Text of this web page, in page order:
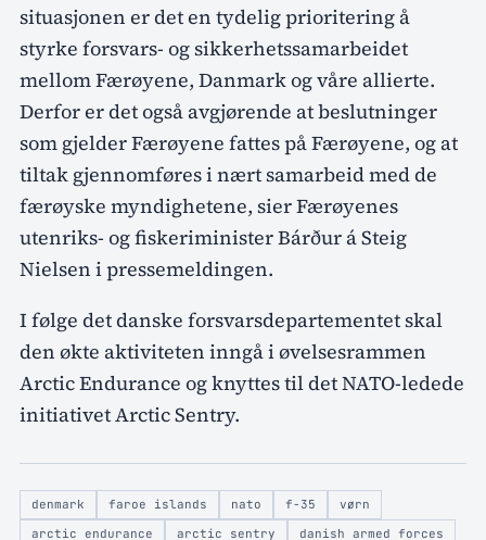
situasjonen er det en tydelig prioritering å
styrke forsvars- og sikkerhetssamarbeidet
mellom Færøyene, Danmark og våre allierte.
Derfor er det også avgjørende at beslutninger
som gjelder Færøyene fattes på Færøyene, og at
tiltak gjennomføres i nært samarbeid med de
færøyske myndighetene, sier Færøyenes
utenriks- og fiskeriminister Bárður á Steig
Nielsen i pressemeldingen.
I følge det danske forsvarsdepartementet skal
den økte aktiviteten inngå i øvelsesrammen
Arctic Endurance og knyttes til det NATO-ledede
initiativet Arctic Sentry.
denmark faroe islands nato f-35
vørn
arctic endurance
arctic sentry
danish armed forces